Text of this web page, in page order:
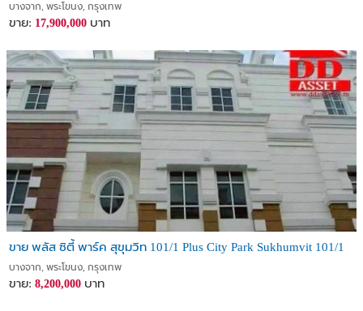
บางจาก, พระโขนง, กรุงเทพ
ขาย: 17,900,000 บาท
ขาย พลัส ซิตี้ พาร์ค สุขุมวิท 101/1 Plus City Park Sukhumvit 101/1
บางจาก, พระโขนง, กรุงเทพ
ขาย: 8,200,000 บาท